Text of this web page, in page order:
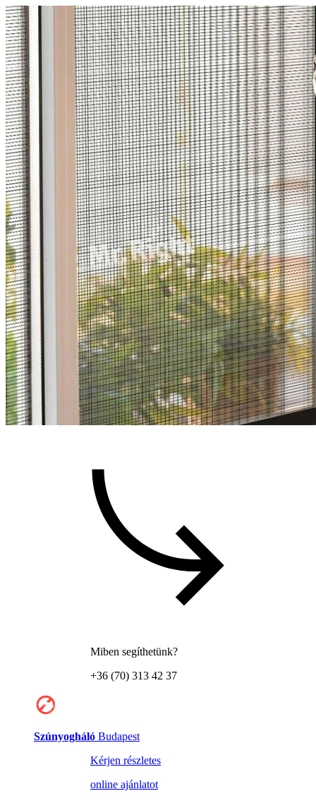
Miben segíthetünk?
+36 (70) 313 42 37
Szúnyogháló Budapest
Kérjen részletes
online ajánlatot